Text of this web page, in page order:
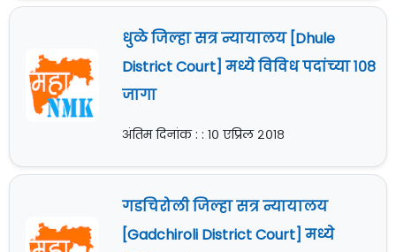
धुळे जिल्हा सत्र न्यायालय [Dhule
District Court] मध्ये विविध पदांच्या १०८
जागा
अंतिम दिनांक : : १० एप्रिल २०१८
गडचिरोली जिल्हा सत्र न्यायालय
[Gadchiroli District Court] मध्ये